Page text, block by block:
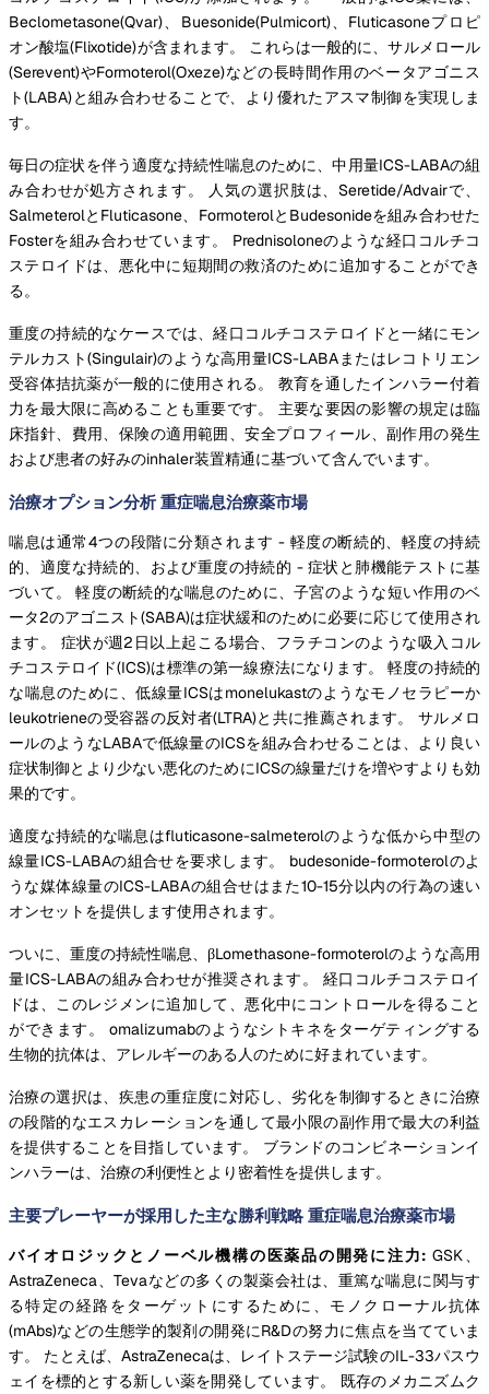
Beclometasone(Qvar)、Buesonide(Pulmicort)、Fluticasoneプロピ
オン酸塩(Flixotide)が含まれます。 これらは一般的に、サルメロール
(Serevent)やFormoterol(Oxeze)などの長時間作用のベータアゴニス
ト(LABA)と組み合わせることで、より優れたアスマ制御を実現しま
す。
毎日の症状を伴う適度な持続性喘息のために、中用量ICS-LABAの組
み合わせが処方されます。 人気の選択肢は、Seretide/Advairで、
SalmeterolとFluticasone、FormoterolとBudesonideを組み合わせた
Fosterを組み合わせています。 Prednisoloneのような経口コルチコ
ステロイドは、悪化中に短期間の救済のために追加することができ
る。
重度の持続的なケースでは、経口コルチコステロイドと一緒にモン
テルカスト(Singulair)のような高用量ICS-LABAまたはレコトリエン
受容体拮抗薬が一般的に使用される。 教育を通したインハラー付着
力を最大限に高めることも重要です。 主要な要因の影響の規定は臨
床指針、費用、保険の適用範囲、安全プロフィール、副作用の発生
および患者の好みのinhaler装置精通に基づいて含んでいます。
治療オプション分析 重症喘息治療薬市場
喘息は通常4つの段階に分類されます - 軽度の断続的、軽度の持続
的、適度な持続的、および重度の持続的 - 症状と肺機能テストに基
づいて。 軽度の断続的な喘息のために、子宮のような短い作用のベ
ータ2のアゴニスト(SABA)は症状緩和のために必要に応じて使用され
ます。 症状が週2日以上起こる場合、フラチコンのような吸入コル
チコステロイド(ICS)は標準の第一線療法になります。 軽度の持続的
な喘息のために、低線量ICSはmonelukastのようなモノセラピーか
leukotrieneの受容器の反対者(LTRA)と共に推薦されます。 サルメロ
ールのようなLABAで低線量のICSを組み合わせることは、より良い
症状制御とより少ない悪化のためにICSの線量だけを増やすよりも効
果的です。
適度な持続的な喘息はfluticasone-salmeterolのような低から中型の
線量ICS-LABAの組合せを要求します。 budesonide-formoterolのよ
うな媒体線量のICS-LABAの組合せはまた10-15分以内の行為の速い
オンセットを提供します使用されます。
ついに、重度の持続性喘息、βLomethasone-formoterolのような高用
量ICS-LABAの組み合わせが推奨されます。 経口コルチコステロイ
ドは、このレジメンに追加して、悪化中にコントロールを得ること
ができます。 omalizumabのようなシトキネをターゲティングする
生物的抗体は、アレルギーのある人のために好まれています。
治療の選択は、疾患の重症度に対応し、劣化を制御するときに治療
の段階的なエスカレーションを通して最小限の副作用で最大の利益
を提供することを目指しています。 ブランドのコンビネーションイ
ンハラーは、治療の利便性とより密着性を提供します。
主要プレーヤーが採用した主な勝利戦略 重症喘息治療薬市場
バイオロジックとノーベル機構の医薬品の開発に注力: GSK、
AstraZeneca、Tevaなどの多くの製薬会社は、重篤な喘息に関与す
る特定の経路をターゲットにするために、モノクローナル抗体
(mAbs)などの生態学的製剤の開発にR&Dの努力に焦点を当てていま
す。 たとえば、AstraZenecaは、レイトステージ試験のIL-33パスウ
ェイを標的とする新しい薬を開発しています。 既存のメカニズムク